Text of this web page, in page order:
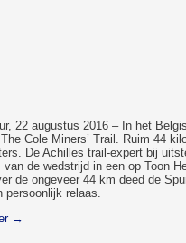
22 augustus 2016 – In het
Cole Miners’ Trail. Ruim 44
De Achilles trail-expert bij
van de wedstrijd in een op Toon
de ongeveer 44 km deed de
persoonlijk relaas.
→